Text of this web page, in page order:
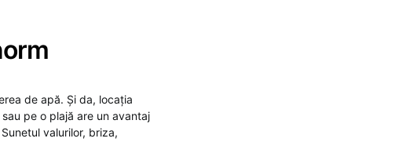
de apă. Și da, locația
pe o plajă are un avantaj
valurilor, briza,